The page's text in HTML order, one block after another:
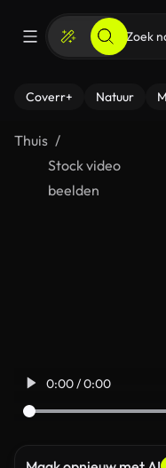
Coverr+ Natuur
Thuis
Stock video
beelden
0:00 / 0:00